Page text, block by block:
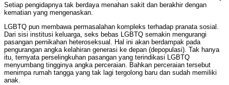
Setiap pengidapnya tak berdaya menahan sakit dan berakhir dengan
kematian yang mengenaskan.
LGBTQ pun membawa permasalahan kompleks terhadap pranata sosial.
Dari sisi institusi keluarga, seks bebas LGBTQ semakin mengurangi
pasangan pernikahan heteroseksual. Hal ini akan berdampak pada
pengurangan angka kelahiran generasi ke depan (depopulasi). Tak hanya
itu, ternyata perselingkuhan pasangan yang terindikasi LGBTQ
menyumbang tingginya angka perceraian. Bahkan perceraian tersebut
menimpa rumah tangga yang tak lagi tergolong baru dan sudah memiliki
anak.